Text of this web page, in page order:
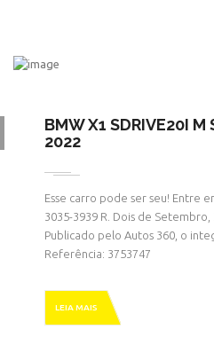
BMW X1 SDRIVE20I M
2022
Esse carro pode ser seu! Entre
3035-3939 R. Dois de Setembro,
Publicado pelo Autos 360, o
Referência: 3753747
LEIA MAIS